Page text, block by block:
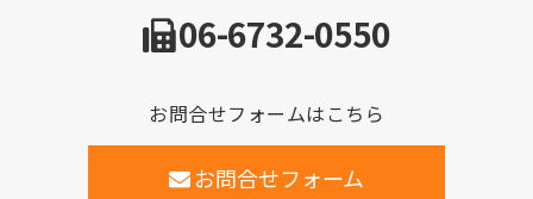
06-6732-0550
お問合せフォームはこちら
お問合せフォーム